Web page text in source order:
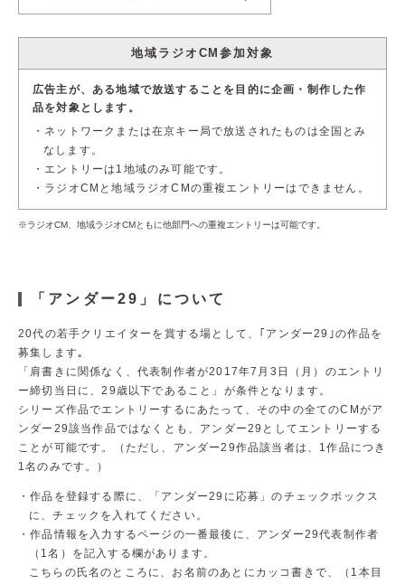
推奨環境
運営団体
プライバシーポリシー
閉じる
地域ラジオCM参加対象
広告主が、ある地域で放送することを目的に企画・制作した作
品を対象とします。
ネットワークまたは在京キー局で放送されたものは全国とみ
なします。
エントリーは1地域のみ可能です。
ラジオCMと地域ラジオCMの重複エントリーはできません。
※ラジオCM、地域ラジオCMともに他部門への重複エントリーは可能です。
「アンダー29」について
20代の若手クリエイターを賞する場として、｢アンダー29｣の作品を
募集します｡
「肩書きに関係なく、代表制作者が2017年7月3日（月）のエントリ
ー締切当日に、29歳以下であること」が条件となります。
シリーズ作品でエントリーするにあたって、その中の全てのCMがア
ンダー29該当作品ではなくとも、アンダー29としてエントリーする
ことが可能です。（ただし、アンダー29作品該当者は、1作品につき
1名のみです。）
作品を登録する際に、「アンダー29に応募」のチェックボックス
に、チェックを入れてください。
作品情報を入力するページの一番最後に、アンダー29代表制作者
（1名）を記入する欄があります。
こちらの氏名のところに、お名前のあとにカッコ書きで、（1本目